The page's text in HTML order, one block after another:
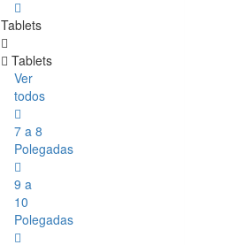
Tablets
Tablets
Ver
todos
7 a 8
Polegadas
9 a
10
Polegadas